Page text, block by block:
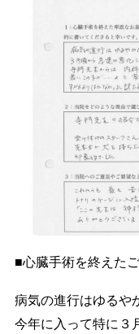
■心臓手術を終えた
病気の進行はゆるや
今年に入って特に３